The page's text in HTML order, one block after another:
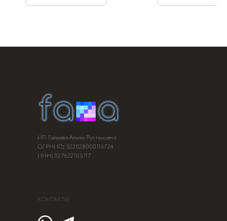
КОНТАКТЫ
ИП Галеева Алина Рустемовна
ОГРНИП: 322028000116724
ИНН: 027622105117